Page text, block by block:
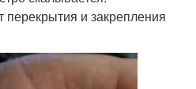
перекрытия и закрепления